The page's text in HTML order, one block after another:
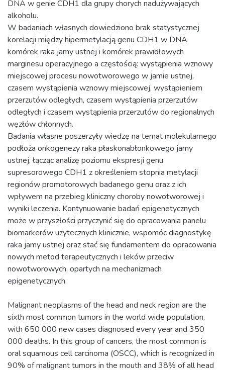
Malignant neoplasms of the head and neck region are the
sixth most common tumors in the world wide population,
with 650 000 new cases diagnosed every year and 350
000 deaths. In this group of cancers, the most common is
oral squamous cell carcinoma (OSCC), which is recognized in
90% of malignant tumors in the mouth and 38% of all head